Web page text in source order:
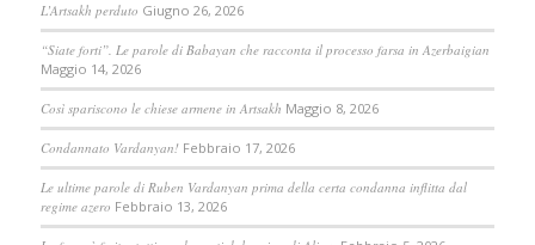
L’Artsakh perduto Giugno 26, 2026
“Siate forti”. Le parole di Babayan che racconta il processo farsa in Azerbaigian
Maggio 14, 2026
Così spariscono le chiese armene in Artsakh Maggio 8, 2026
Condannato Vardanyan! Febbraio 17, 2026
Le ultime parole di Ruben Vardanyan prima della certa condanna inflitta dal
regime azero Febbraio 13, 2026